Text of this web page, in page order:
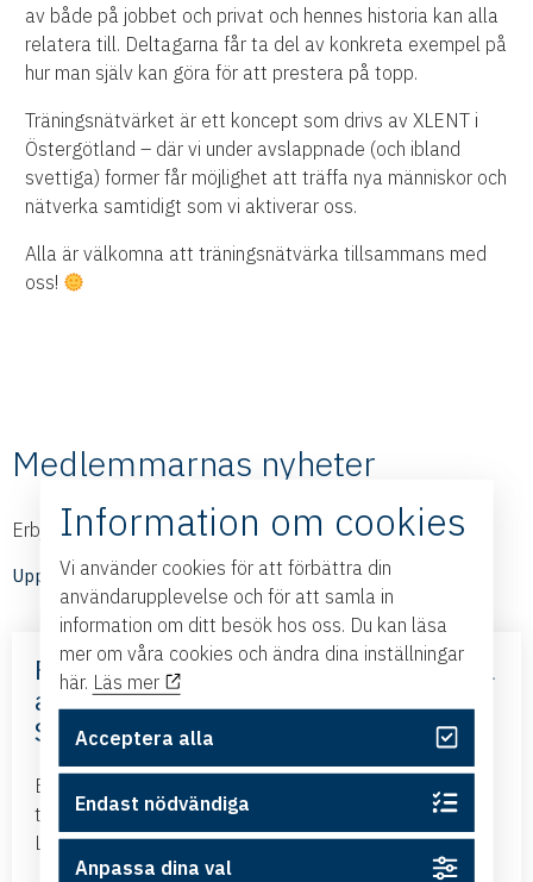
av både på jobbet och privat och hennes historia kan alla
relatera till. Deltagarna får ta del av konkreta exempel på
hur man själv kan göra för att prestera på topp.
Träningsnätvärket är ett koncept som drivs av XLENT i
Östergötland – där vi under avslappnade (och ibland
svettiga) former får möjlighet att träffa nya människor och
nätverka samtidigt som vi aktiverar oss.
Alla är välkomna att träningsnätvärka tillsammans med
oss!
Medlemmarnas nyheter
Erbjudanden och nyheter från våra medlemmar
Upptäck medlemmarnas nyheter
Frihandelsavtalet med Mercosur – nya
affärsmöjligheter – med Business
Sweden
Business Swedens kontor i Brasilien och Argentina
tillsammans med ambassadören i Brasilien kommer till
Linköping och presenterar det nya frihandelsavtalet...
Information om cookies
Vi använder cookies för att förbättra din
användarupplevelse och för att samla in
information om ditt besök hos oss. Du kan läsa
mer om våra cookies och ändra dina inställningar
här. Läs mer
Acceptera alla
Endast nödvändiga
Anpassa dina val